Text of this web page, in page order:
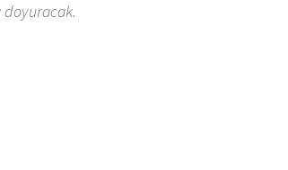
doyuracak.